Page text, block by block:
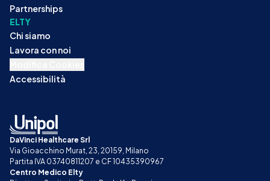
Partnerships
ELTY
Chi siamo
Lavora con noi
Accessibilità
DaVinci Healthcare Srl
Via Gioacchino Murat, 23, 20159, Milano
Partita IVA 03740811207 e CF 10435390967
Centro Medico Elty